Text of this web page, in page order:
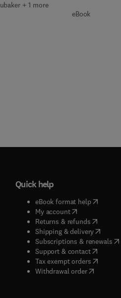
+ 1 more
eBook
Quick help
eBook format help( opens in
My account( opens in new
Returns & refunds( opens in
Shipping & delivery(opens
Subscriptions & renewals(
Support & contact( opens in
Tax exempt orders( opens in
Withdrawal order